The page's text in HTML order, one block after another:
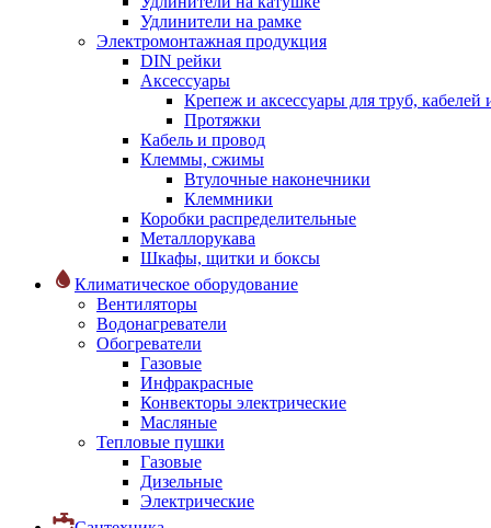
Удлинители на рамке
Электромонтажная продукция
DIN рейки
Аксессуары
Крепеж и аксессуары для труб, кабелей
Протяжки
Кабель и провод
Клеммы, сжимы
Втулочные наконечники
Клеммники
Коробки распределительные
Металлорукава
Шкафы, щитки и боксы
Климатическое оборудование
Вентиляторы
Водонагреватели
Обогреватели
Газовые
Инфракрасные
Конвекторы электрические
Масляные
Тепловые пушки
Газовые
Дизельные
Электрические